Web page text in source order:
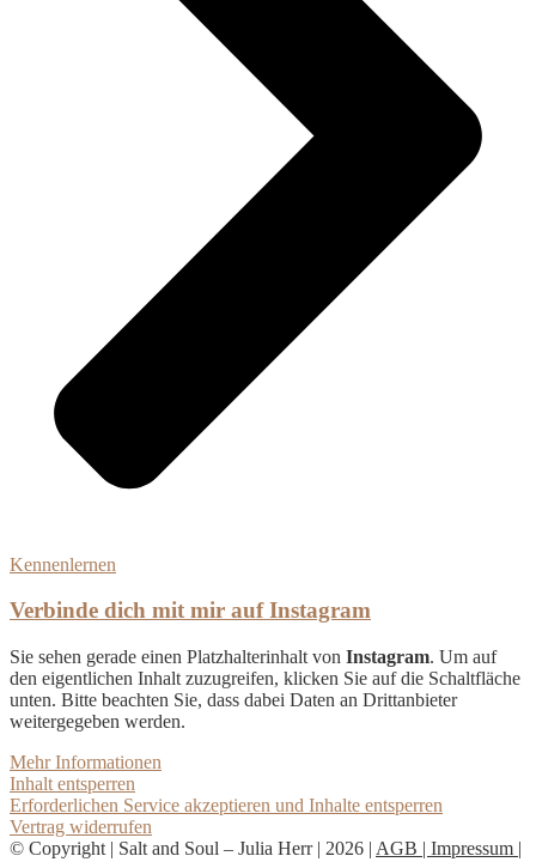
Kennenlernen
Verbinde dich mit mir auf Instagram
Sie sehen gerade einen Platzhalterinhalt von Instagram. Um auf
den eigentlichen Inhalt zuzugreifen, klicken Sie auf die Schaltfläche
unten. Bitte beachten Sie, dass dabei Daten an Drittanbieter
weitergegeben werden.
Mehr Informationen
Inhalt entsperren
Erforderlichen Service akzeptieren und Inhalte entsperren
Vertrag widerrufen
© Copyright | Salt and Soul – Julia Herr | 2026 | AGB | Impressum |